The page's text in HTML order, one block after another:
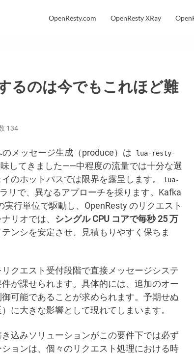
OpenResty.com OpenResty XRay
るのは今でもこれほど難
134
メッセージ生成（produce）は
lua-resty-
してきました——中程度の流量では十分な選
のホットパスでは限界を露呈します。
lua-
リで、異なるアプローチを採ります。Kafka
実行単位で駆動し、OpenResty のリクエスト
リオでは、 シングル CPU コアで毎秒 25 万
ンシを安定させ、見積もりやすく保ちま
クエスト受付段階で直接メッセージシステ
が課せられます。具体的には、追加のオー
可能であることが求められます。予期せぬ
に大きな影響として現れてしまいます。
込みソリューションがこの要件下では必ず
ョンは、個々のリクエスト処理における時